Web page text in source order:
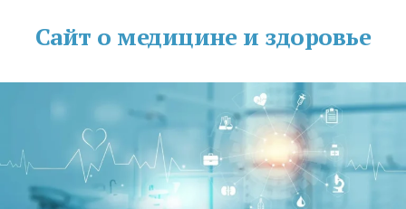
Сайт о медицине и здоровье